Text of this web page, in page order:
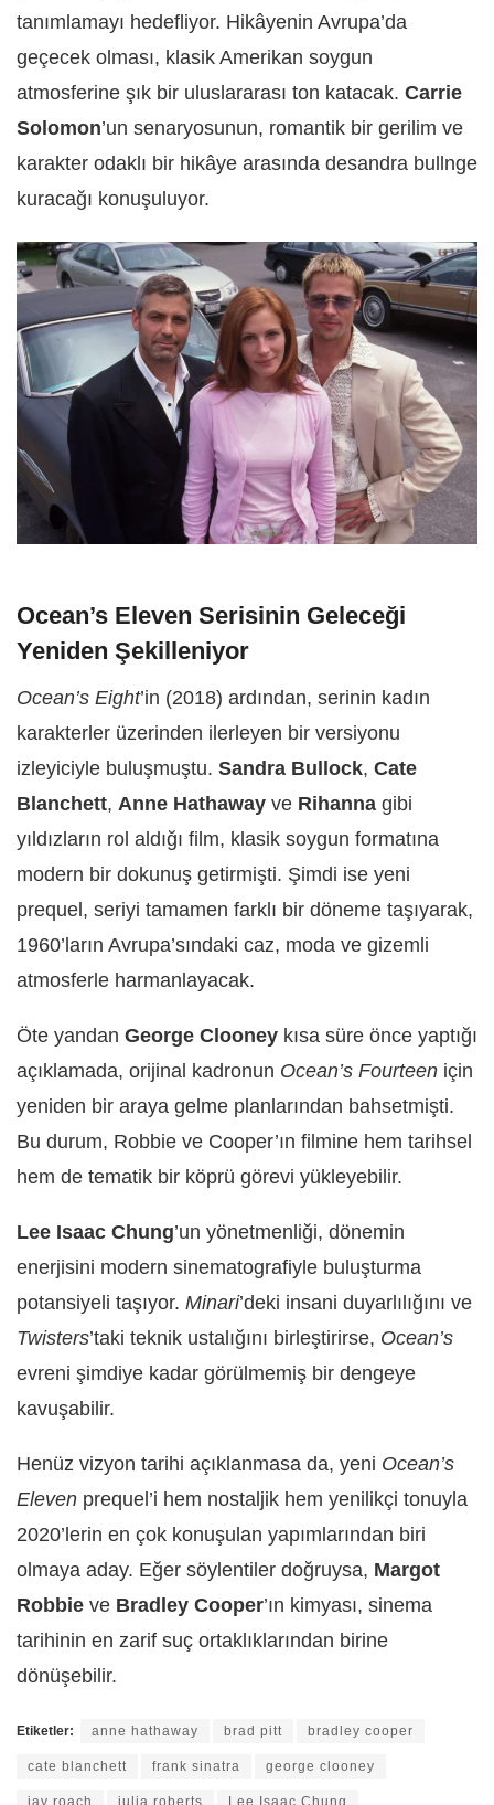
tanımlamayı hedefliyor. Hikâyenin Avrupa’da
geçecek olması, klasik Amerikan soygun
atmosferine şık bir uluslararası ton katacak. Carrie
Solomon’un senaryosunun, romantik bir gerilim ve
karakter odaklı bir hikâye arasında desandra bullnge
kuracağı konuşuluyor.
Ocean’s Eleven Serisinin Geleceği
Yeniden Şekilleniyor
Ocean’s Eight’in (2018) ardından, serinin kadın
karakterler üzerinden ilerleyen bir versiyonu
izleyiciyle buluşmuştu. Sandra Bullock, Cate
Blanchett, Anne Hathaway ve Rihanna gibi
yıldızların rol aldığı film, klasik soygun formatına
modern bir dokunuş getirmişti. Şimdi ise yeni
prequel, seriyi tamamen farklı bir döneme taşıyarak,
1960’ların Avrupa’sındaki caz, moda ve gizemli
atmosferle harmanlayacak.
Öte yandan George Clooney kısa süre önce yaptığı
açıklamada, orijinal kadronun Ocean’s Fourteen için
yeniden bir araya gelme planlarından bahsetmişti.
Bu durum, Robbie ve Cooper’ın filmine hem tarihsel
hem de tematik bir köprü görevi yükleyebilir.
Lee Isaac Chung’un yönetmenliği, dönemin
enerjisini modern sinematografiyle buluşturma
potansiyeli taşıyor. Minari’deki insani duyarlılığını ve
Twisters’taki teknik ustalığını birleştirirse, Ocean’s
evreni şimdiye kadar görülmemiş bir dengeye
kavuşabilir.
Henüz vizyon tarihi açıklanmasa da, yeni Ocean’s
Eleven prequel’i hem nostaljik hem yenilikçi tonuyla
2020’lerin en çok konuşulan yapımlarından biri
olmaya aday. Eğer söylentiler doğruysa, Margot
Robbie ve Bradley Cooper’ın kimyası, sinema
tarihinin en zarif suç ortaklıklarından birine
dönüşebilir.
Etiketler: anne hathaway brad pitt bradley cooper
cate blanchett frank sinatra george clooney